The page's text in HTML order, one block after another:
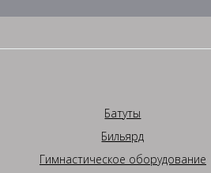
Батуты
Бильярд
Гимнастическое оборудование